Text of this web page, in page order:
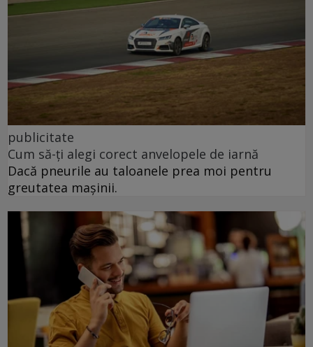
publicitate
Cum să-ți alegi corect anvelopele de iarnă
Dacă pneurile au taloanele prea moi pentru
greutatea mașinii.